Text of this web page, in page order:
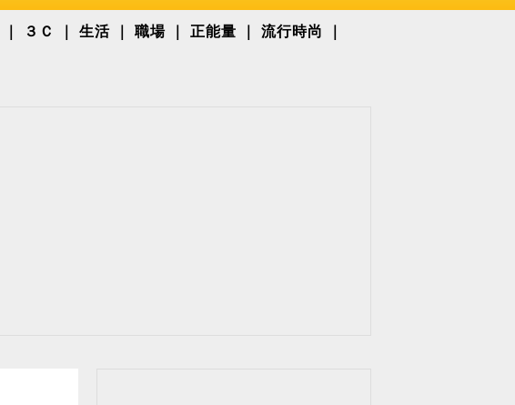
３Ｃ 生活 職場 正能量 流行時尚